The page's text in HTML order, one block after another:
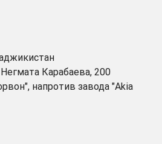
Карабаева, 200
напротив завода "Akia